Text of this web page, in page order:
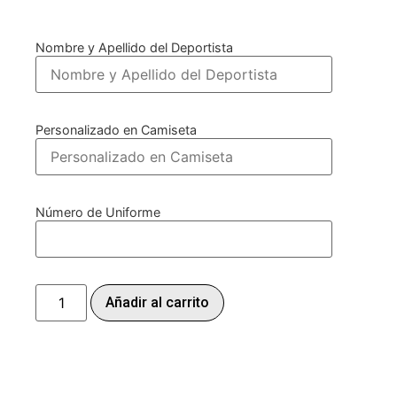
Nombre y Apellido del Deportista
Personalizado en Camiseta
Número de Uniforme
Añadir al carrito